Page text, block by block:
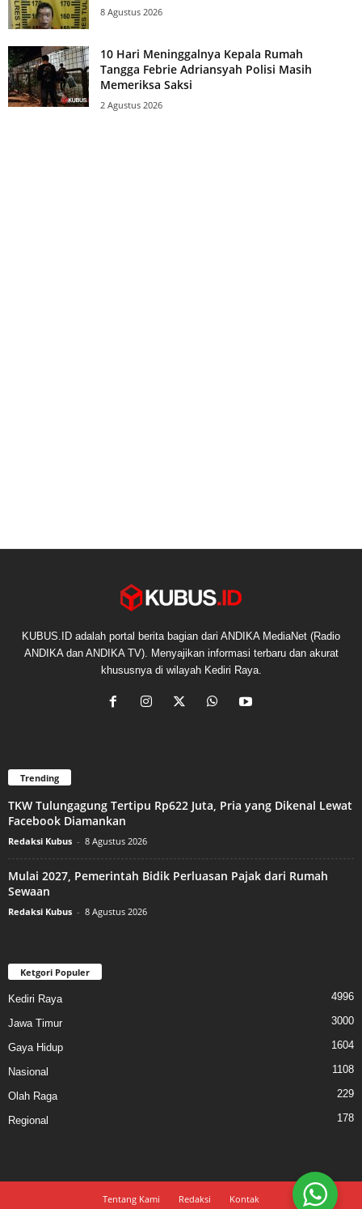
8 Agustus 2026
10 Hari Meninggalnya Kepala Rumah
Tangga Febrie Adriansyah Polisi Masih
Memeriksa Saksi
2 Agustus 2026
KUBUS.ID adalah portal berita bagian dari ANDIKA MediaNet (Radio
ANDIKA dan ANDIKA TV). Menyajikan informasi terbaru dan akurat
khususnya di wilayah Kediri Raya.
Trending
TKW Tulungagung Tertipu Rp622 Juta, Pria yang Dikenal Lewat
Facebook Diamankan
Redaksi Kubus - 8 Agustus 2026
Mulai 2027, Pemerintah Bidik Perluasan Pajak dari Rumah
Sewaan
Redaksi Kubus - 8 Agustus 2026
Ketgori Populer
Kediri Raya 4996
Jawa Timur 3000
Gaya Hidup 1604
Nasional 1108
Olah Raga 229
Regional 178
Tentang Kami Redaksi Kontak